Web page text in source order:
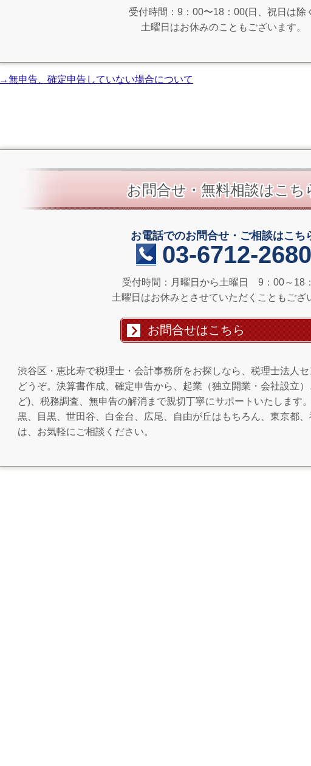
受付時間：9：00〜18：00(日、祝日は除
土曜日はお休みのこともございます。
→無申告、確定申告していない場合について
お問合せ・無料相談はこち
お電話でのお問合せ・ご相談はこち
03-6712-2680
受付時間：月曜日から土曜日 9：00～18
土曜日はお休みとさせていただくこともござ
お問合せはこちら
渋谷区・恵比寿で税理士・会計事務所をお探しなら、税理士法人
どうぞ。決算書作成、確定申告から、起業（独立開業・会社設立
ど)、税務調査、無申告の解消まで親切丁寧にサポートいたします
黒、目黒、世田谷、白金台、広尾、自由が丘はもちろん、東京都
は、お気軽にご相談ください。